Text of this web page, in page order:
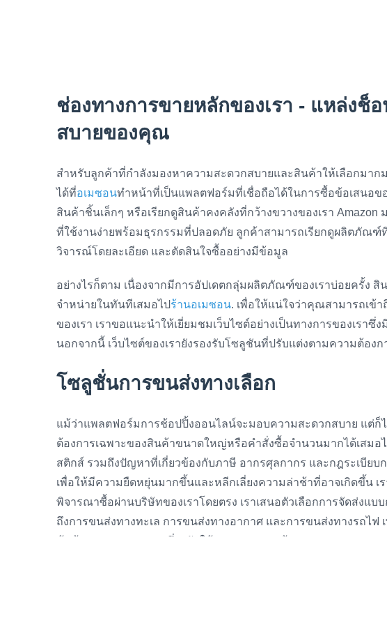
ช่องทางการขายหลักของเรา - แหล่งช็
สบายของคุณ
สำหรับลูกค้าที่กำลังมองหาความสะดวกสบายและสินค้าให้เลือกมาก
ได้ที่อเมซอนทำหน้าที่เป็นแพลตฟอร์มที่เชื่อถือได้ในการซื้อข้อเสนอข
สินค้าชิ้นเล็กๆ หรือเรียกดูสินค้าคงคลังที่กว้างขวางของเรา
ที่ใช้งานง่ายพร้อมธุรกรรมที่ปลอดภัย ลูกค้าสามารถเรียกดูผลิตภัณฑ์
วิจารณ์โดยละเอียด และตัดสินใจซื้ออย่างมีข้อมูล
อย่างไรก็ตาม เนื่องจากมีการอัปเดตกลุ่มผลิตภัณฑ์ของเราบ่อยครั้ง สิ
จำหน่ายในทันทีเสมอไปร้านอเมซอน. เพื่อให้แน่ใจว่าคุณสามารถเข้
ของเรา เราขอแนะนำให้เยี่ยมชมเว็บไซต์อย่างเป็นทางการของเรา
นอกจากนี้ เว็บไซต์ของเรายังรองรับโซลูชันที่ปรับแต่งตามความต้อง
โซลูชั่นการขนส่งทางเลือก
แม้ว่าแพลตฟอร์มการช้อปปิ้งออนไลน์จะมอบความสะดวกสบาย แต่ก็
ต้องการเฉพาะของสินค้าขนาดใหญ่หรือคำสั่งซื้อจำนวนมากได้เสมอ
สติกส์ รวมถึงปัญหาที่เกี่ยวข้องกับภาษี อากรศุลกากร และกฎระเบียบก
เพื่อให้มีความยืดหยุ่นมากขึ้นและหลีกเลี่ยงความล่าช้าที่อาจเกิดขึ้น เ
พิจารณาซื้อผ่านบริษัทของเราโดยตรง เราเสนอตัวเลือกการจัดส่งแบ
ถึงการขนส่งทางทะเล การขนส่งทางอากาศ และการขนส่งทางรถไฟ